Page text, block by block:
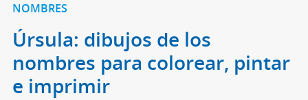
NOMBRES
Úrsula: dibujos de los
nombres para colorear, pintar
e imprimir